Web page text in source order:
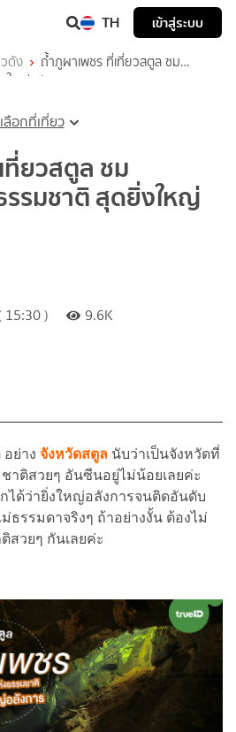
TH เข้าสู่ระบบ
ดัง
ถ้ำภูผาเพชร ที่เที่ยวสตูล ชม
หญ่อลังการ
เลือกที่เที่ยว
ที่ยวสตูล ชม
รมชาติ สุดยิ่งใหญ่
)
9.6K
ย่าง จังหวัดสตูล นับว่าเป็นจังหวัดที่
าติสวยๆ อันซีนอยู่ไม่น้อยเลยค่ะ
กได้ว่ายิ่งใหญ่อลังการจนติดอันดับ
ธรรมดาจริงๆ ถ้าอย่างงั้น ต้องไม่
สวยๆ กันเลยค่ะ